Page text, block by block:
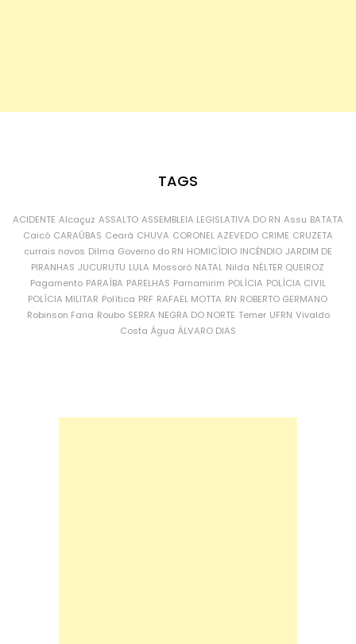
TAGS
ACIDENTE Alcaçuz ASSALTO ASSEMBLEIA LEGISLATIVA DO RN Assu BATATA
Caicó CARAÚBAS Ceará CHUVA CORONEL AZEVEDO CRIME CRUZETA
currais novos Dilma Governo do RN HOMICÍDIO INCÊNDIO JARDIM DE
PIRANHAS JUCURUTU LULA Mossoró NATAL Nilda NÉLTER QUEIROZ
Pagamento PARAÍBA PARELHAS Parnamirim POLÍCIA POLÍCIA CIVIL
POLÍCIA MILITAR Política PRF RAFAEL MOTTA RN ROBERTO GERMANO
Robinson Faria Roubo SERRA NEGRA DO NORTE Temer UFRN Vivaldo
Costa Água ÁLVARO DIAS